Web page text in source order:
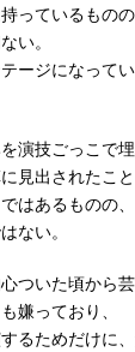
っているもの
い。
ージになって
演技ごっこで
見出されたこと
はあるものの、
ない。
ついた頃から芸
嫌っており、
るためだけに